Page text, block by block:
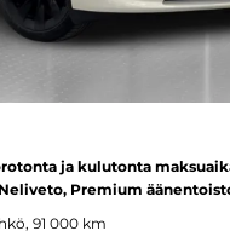
ja kulutonta
Premium
91 000 km